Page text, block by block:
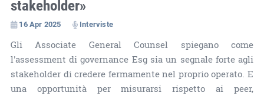
stakeholder»
16 Apr 2025 Interviste
Gli Associate General Counsel spiegano come
l'assessment di governance Esg sia un segnale forte agli
stakeholder di credere fermamente nel proprio operato. E
una opportunità per misurarsi rispetto ai peer,